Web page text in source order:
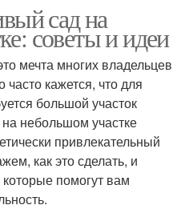
сад на
советы и идеи
мечта многих владельцев
часто кажется, что для
большой участок
небольшом участке
привлекательный
как это сделать, и
помогут вам